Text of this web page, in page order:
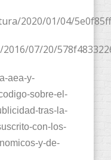
2020/01/04/
07/20/
aea-y-
sobre-el-
tras-la-
con-los-
y-de-